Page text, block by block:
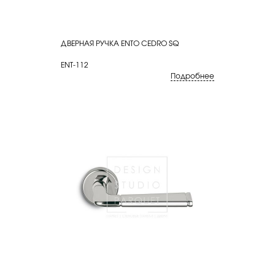
КУПИТЬ
ДВЕРНАЯ РУЧКА ENTO CEDRO SQ
ENT-112
Подробнее